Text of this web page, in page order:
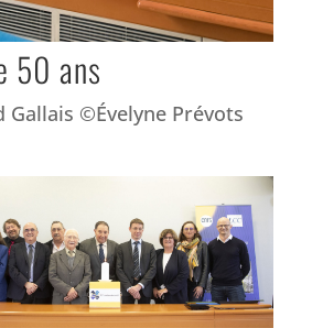
50 ans
Gallais ©Évelyne Prévots